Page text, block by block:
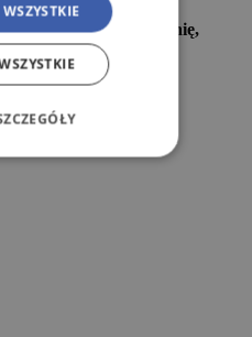
oczyszczalnię,